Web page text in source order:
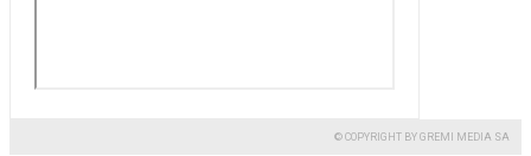
© COPYRIGHT BY GREMI MEDIA SA